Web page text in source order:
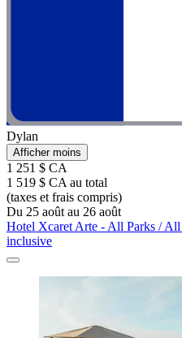
Dylan
Afficher moins
1 251 $ CA
1 519 $ CA au total
(taxes et frais compris)
Du 25 août au 26 août
Hotel Xcaret Arte - All Parks /
inclusive